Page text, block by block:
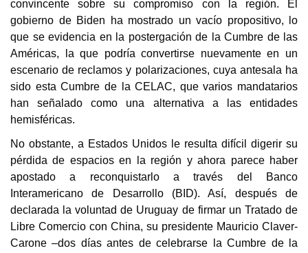
convincente sobre su compromiso con la región. El
gobierno de Biden ha mostrado un vacío propositivo, lo
que se evidencia en la postergación de la Cumbre de las
Américas, la que podría convertirse nuevamente en un
escenario de reclamos y polarizaciones, cuya antesala ha
sido esta Cumbre de la CELAC, que varios mandatarios
han señalado como una alternativa a las entidades
hemisféricas.
No obstante, a Estados Unidos le resulta difícil digerir su
pérdida de espacios en la región y ahora parece haber
apostado a reconquistarlo a través del Banco
Interamericano de Desarrollo (BID). Así, después de
declarada la voluntad de Uruguay de firmar un Tratado de
Libre Comercio con China, su presidente Mauricio Claver-
Carone –dos días antes de celebrarse la Cumbre de la